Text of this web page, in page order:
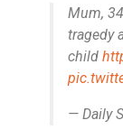
Mum,
tragedy
child
— Daily